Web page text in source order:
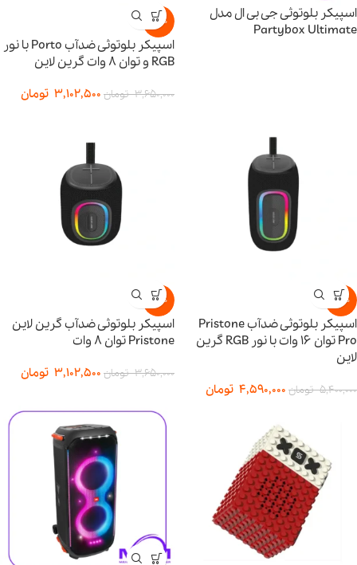
اسپیکر بلوتوثی جی بی ال مدل
Partybox Ultimate
-15%
اسپیکر بلوتوثی ضدآب Porto با نور
RGB و توان ۸ وات گرین لاین
3,650,000 تومان 3,102,500 تومان
-15%
اسپیکر بلوتوثی ضدآب Pristone
Pro توان ۱۶ وات با نور RGB گرین
لاین
5,400,000 تومان 4,590,000 تومان
-15%
اسپیکر بلوتوثی ضدآب گرین لاین
Pristone توان ۸ وات
3,650,000 تومان 3,102,500 تومان